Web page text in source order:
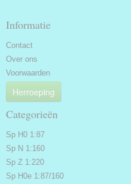
Informatie
Contact
Over ons
Voorwaarden
Herroeping
Categorieën
Sp H0 1:87
Sp N 1:160
Sp Z 1:220
Sp H0e 1:87/160